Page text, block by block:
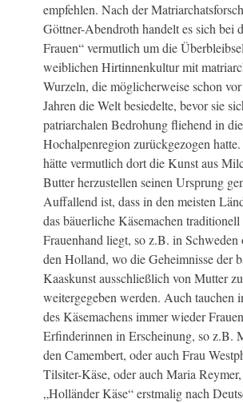
empfehlen. Nach der
Göttner-Abendroth handelt es sich bei
Frauen“ vermutlich um die
weiblichen Hirtinnenkultur mit
Wurzeln, die möglicherweise schon
Jahren die Welt besiedelte, bevor sie
patriarchalen Bedrohung fliehend in die
Hochalpenregion zurückgezogen
hätte vermutlich dort die Kunst aus
Butter herzustellen seinen Ursprung
Auffallend ist, dass in den meisten
das bäuerliche Käsemachen
Frauenhand liegt, so z.B. in Schweden
den Holland, wo die Geheimnisse der
Kaaskunst ausschließlich von Mutter
weitergegeben werden. Auch tauchen
des Käsemachens immer wieder
Erfinderinnen in Erscheinung, so z.B.
den Camembert, oder auch Frau
Tilsiter-Käse, oder auch Maria
„Holländer Käse“ erstmalig nach